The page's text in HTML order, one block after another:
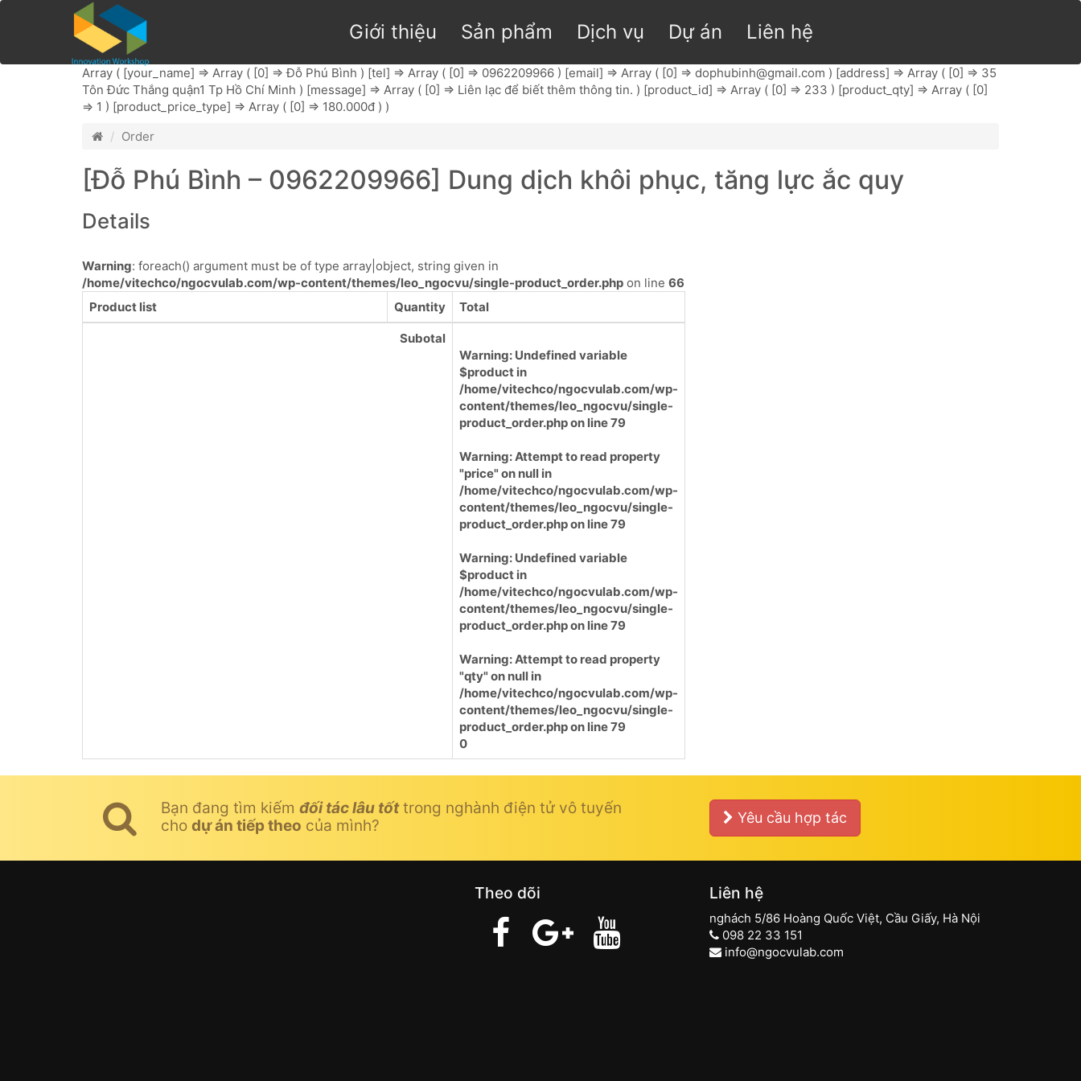
Giới thiệu Sản phẩm Dịch vụ Dự án Liên hệ
Array ( [your_name] => Array ( [0] => Đỗ Phú Bình ) [tel] => Array ( [0] => 0962209966 ) [email] => Array ( [0] => dophubinh@gmail.com ) [address] => Array ( [0] => 35
Tôn Đức Thắng quận1 Tp Hồ Chí Minh ) [message] => Array ( [0] => Liên lạc để biết thêm thông tin. ) [product_id] => Array ( [0] => 233 ) [product_qty] => Array ( [0]
=> 1 ) [product_price_type] => Array ( [0] => 180.000đ ) )
Order
[Đỗ Phú Bình – 0962209966] Dung dịch khôi phục, tăng lực ắc quy
Details
Warning: foreach() argument must be of type array|object, string given in
/home/vitechco/ngocvulab.com/wp-content/themes/leo_ngocvu/single-product_order.php on line 66
Product list
Quantity Total
Subotal
Warning: Undefined variable
$product in
/home/vitechco/ngocvulab.com/wp-
content/themes/leo_ngocvu/single-
product_order.phpon line79
Warning: Attempt to read property
"price" on null in
/home/vitechco/ngocvulab.com/wp-
content/themes/leo_ngocvu/single-
product_order.phpon line79
Warning: Undefined variable
$product in
/home/vitechco/ngocvulab.com/wp-
content/themes/leo_ngocvu/single-
product_order.phpon line79
Warning: Attempt to read property
"qty" on null in
/home/vitechco/ngocvulab.com/wp-
content/themes/leo_ngocvu/single-
product_order.phpon line79
0
Bạn đang tìm kiếm đối tác lâu tốttrong nghành điện tử vô tuyến
cho dự án tiếp theo của mình? Yêu cầu hợp tác
Theo dõi Liên hệ
nghách 5/86 Hoàng Quốc Việt, Cầu Giấy, Hà Nội
098 22 33 151
info@ngocvulab.com